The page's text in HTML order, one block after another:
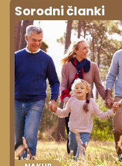
Sorodni članki